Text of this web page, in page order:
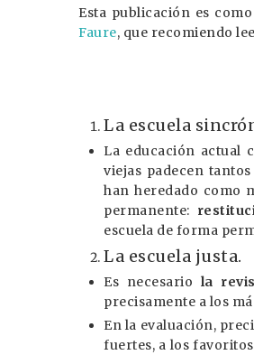
Esta publicación es
Faure, que recomiendo
La escuela
La educación actual
viejas padecen
han heredado como
permanente:
escuela de forma
La escuela justa.
Es necesario la
precisamente a los
En la evaluación,
fuertes, a los